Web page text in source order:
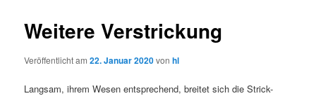
Weitere Verstrickung
Veröffentlicht am22. Januar 2020vonhl
Langsam, ihrem Wesen entsprechend, breitet sich die Strick-